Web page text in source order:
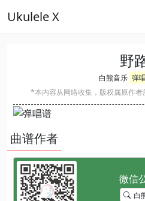
Ukulele X
野
白熊音乐 弹
*本内容从网络收集，版权属原作者
曲谱作者
白